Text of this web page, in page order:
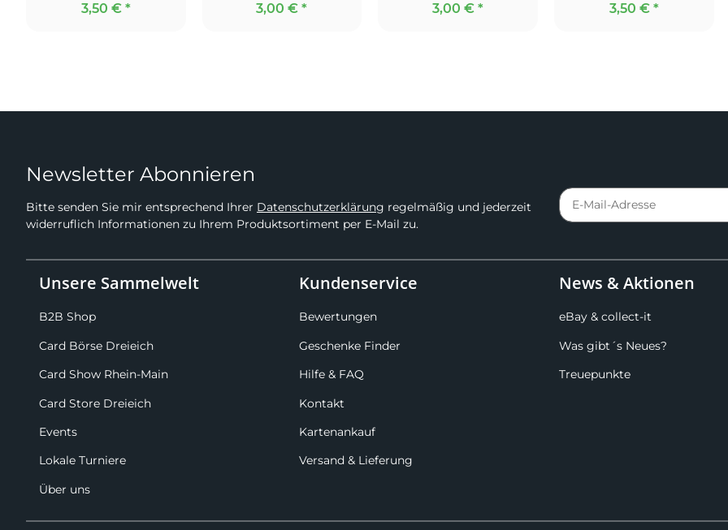
3,50 € * 3,00 €* 3,00 €* 3,50 € *
Newsletter Abonnieren
Bitte senden Sie mir entsprechend Ihrer Datenschutzerklärung regelmäßig und jederzeit
widerruflich Informationen zu Ihrem Produktsortiment per E-Mail zu.
Unsere Sammelwelt
B2B Shop
Card Börse Dreieich
Card Show Rhein-Main
Card Store Dreieich
Events
Lokale Turniere
Über uns
Kundenservice
Bewertungen
Geschenke Finder
Hilfe & FAQ
Kontakt
Kartenankauf
Versand & Lieferung
News & Aktionen
eBay & collect-it
Was gibt´s Neues?
Treuepunkte